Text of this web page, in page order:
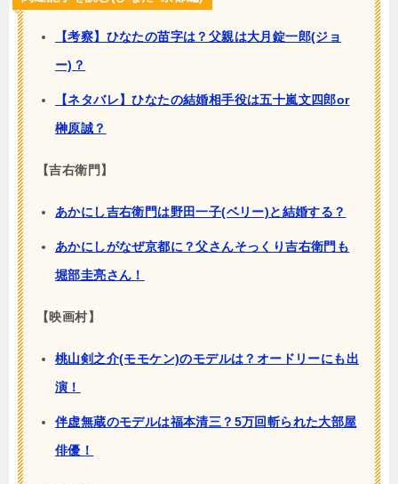
【考察】ひなたの苗字は？父親は大月錠一郎(ジョ
ー)？
【ネタバレ】ひなたの結婚相手役は五十嵐文四郎or
榊原誠？
【吉右衛門】
あかにし吉右衛門は野田一子(ベリー)と結婚する？
あかにしがなぜ京都に？父さんそっくり吉右衛門も
堀部圭亮さん！
【映画村】
桃山剣之介(モモケン)のモデルは？オードリーにも出
演！
伴虚無蔵のモデルは福本清三？5万回斬られた大部屋
俳優！